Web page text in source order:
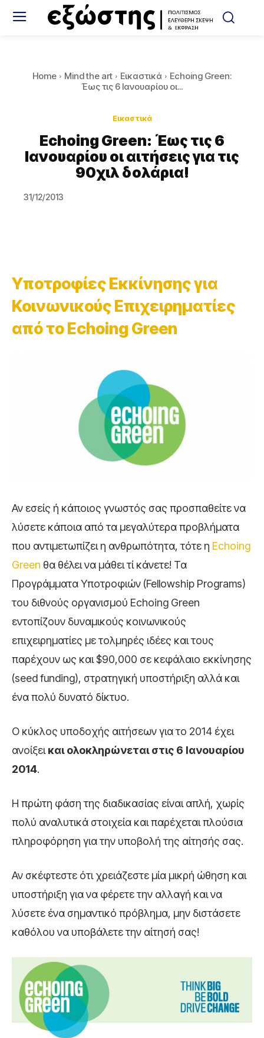
Home Mind the art Εικαστικά
Echoing Green:
Έως τις 6 Ιανουαρίου οι...
Εικαστικά
Echoing Green: Έως τις 6
Ιανουαρίου οι αιτήσεις για τις
90χιλ δολάρια!
31/12/2013
Υποτροφίες Εκκίνησης για
Κοινωνικούς Επιχειρηματίες
από το Echoing Green
Αν εσείς ή κάποιος γνωστός σας προσπαθείτε να
λύσετε κάποια από τα μεγαλύτερα προβλήματα
που αντιμετωπίζει η ανθρωπότητα, τότε η Echoing
Green θα θέλει να μάθει τί κάνετε! Τα
Προγράμματα Υποτροφιών (Fellowship Programs)
του διθνούς οργανισμού Echoing Green
εντοπίζουν δυναμικούς κοινωνικούς
επιχειρηματίες με τολμηρές ιδέες και τους
παρέχουν ως και $90,000 σε κεφάλαιο εκκίνησης
(seed funding), στρατηγική υποστήριξη αλλά και
ένα πολύ δυνατό δίκτυο.
Ο κύκλος υποδοχής αιτήσεων για το 2014 έχει
ανοίξεικαι ολοκληρώνεται στις 6 Ιανουαρίου
2014.
Η πρώτη φάση της διαδικασίας είναι απλή, χωρίς
πολύ αναλυτικά στοιχεία και παρέχεται πλούσια
πληροφόρηση για την υποβολή της αίτησής σας.
Αν σκέφτεστε ότι χρειάζεστε μία μικρή ώθηση και
υποστήριξη για να φέρετε την αλλαγή και να
λύσετε ένα σημαντικό πρόβλημα, μην διστάσετε
καθόλου να υποβάλετε την αίτησή σας!